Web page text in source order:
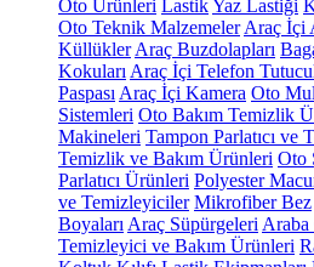
Oto Ürünleri LastikYaz Lastiği
Oto Teknik Malzemeler Araç İçi
Küllükler Araç Buzdolapları
Kokuları Araç İçi Telefon
Paspası Araç İçi Kamera Oto
Sistemleri Oto Bakım Temizlik
Makineleri Tampon Parlatıcı ve
Temizlik ve Bakım Ürünleri Oto
Parlatıcı Ürünleri Polyester
ve Temizleyiciler Mikrofiber Bez
Boyaları Araç Süpürgeleri
Temizleyici ve Bakım Ürünleri